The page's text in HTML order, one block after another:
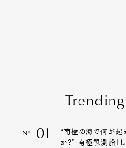
Trending
Nº 01
“南極の海で何が起
か?” 南極観測船「